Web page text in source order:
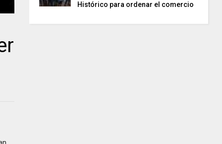
Histórico para ordenar el comercio